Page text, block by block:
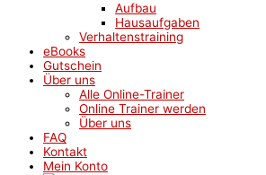
Aufbau
Hausaufgaben
Verhaltenstraining
eBooks
Gutschein
Über uns
Alle Online-Trainer
Online Trainer werden
Über uns
FAQ
Kontakt
Mein Konto